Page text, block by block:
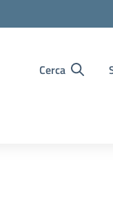
Cerca